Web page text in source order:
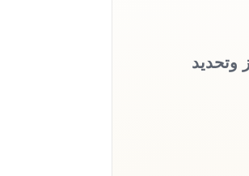
وتحديد